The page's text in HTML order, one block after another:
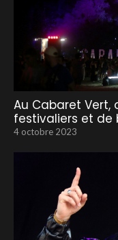
Au Cabaret Vert,
festivaliers et de
4 octobre 2023